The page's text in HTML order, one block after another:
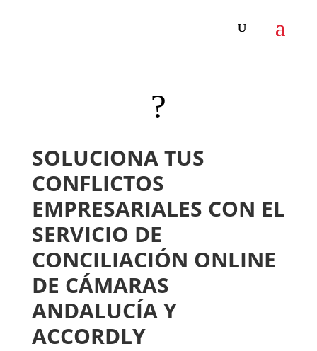
?
SOLUCIONA TUS
CONFLICTOS
EMPRESARIALES CON EL
SERVICIO DE
CONCILIACIÓN ONLINE
DE CÁMARAS
ANDALUCÍA Y
ACCORDLY